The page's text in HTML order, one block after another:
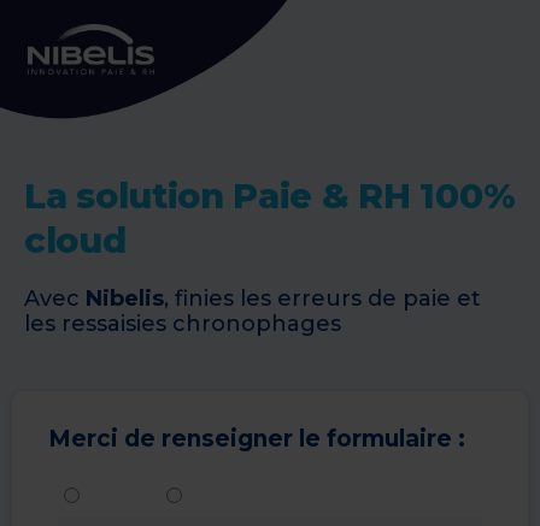
La solution Paie & RH 100%
cloud
Avec Nibelis, finies les erreurs de paie et
les ressaisies chronophages
Merci de renseigner le formulaire :